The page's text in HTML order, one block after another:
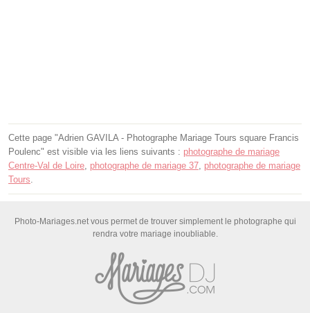
Cette page "Adrien GAVILA - Photographe Mariage Tours square Francis
Poulenc" est visible via les liens suivants : photographe de mariage
Centre-Val de Loire photographe de mariage 37 photographe de mariage
Tours
Photo-Mariages.net vous permet de trouver simplement le photographe qui
rendra votre mariage inoubliable.